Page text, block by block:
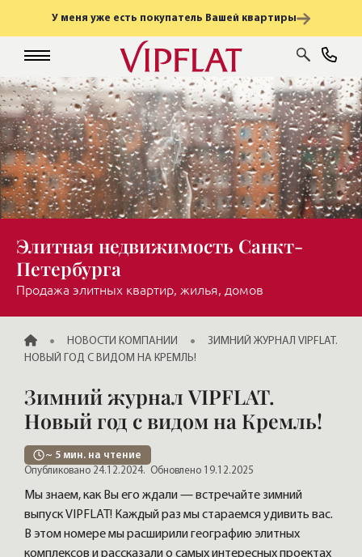
У меня уже есть покупатель Вашей квартиры
Элитная недвижимость Санкт-
Петербурга
Продажа элитных квартир, жилья, домов
ГЛАВНАЯНОВОСТИ КОМПАНИИ
ЗИМНИЙ ЖУРНАЛ VIPFLAT.
НОВЫЙ ГОД С ВИДОМ НА КРЕМЛЬ!
Зимний журнал VIPFLAT.
Новый год с видом на Кремль!
~ 5 мин. на чтение
Опубликовано 24.12.2024. Обновлено 19.12.2025
Мы знаем, как Вы его ждали — встречайте зимний
выпуск VIPFLAT! Каждый раз мы стараемся удивить вас.
В этом номере мы расширили географию элитных
комплексов и рассказали о самых интересных проектах